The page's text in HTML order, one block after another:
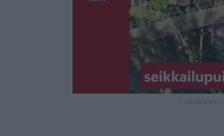
— Sisältö jatkuu —